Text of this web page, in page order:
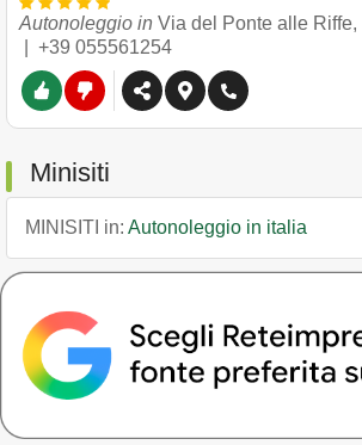
Autonoleggio in Via del Ponte alle Riffe,
+39 055561254
Minisiti
MINISITI in: Autonoleggio in italia